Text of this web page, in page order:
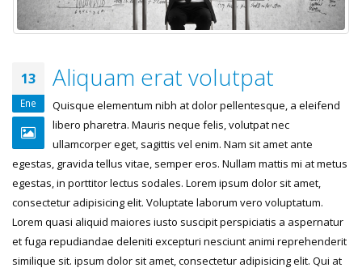
13
Ene
Aliquam erat volutpat
Quisque elementum nibh at dolor pellentesque, a eleifend
libero pharetra. Mauris neque felis, volutpat nec
ullamcorper eget, sagittis vel enim. Nam sit amet ante
egestas, gravida tellus vitae, semper eros. Nullam mattis mi at metus
egestas, in porttitor lectus sodales. Lorem ipsum dolor sit amet,
consectetur adipisicing elit. Voluptate laborum vero voluptatum.
Lorem quasi aliquid maiores iusto suscipit perspiciatis a aspernatur
et fuga repudiandae deleniti excepturi nesciunt animi reprehenderit
similique sit. ipsum dolor sit amet, consectetur adipisicing elit. Qui at